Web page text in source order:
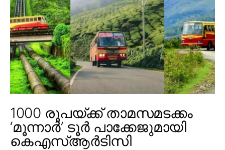
1000 രൂപയ്ക്ക് താമസമടക്കം
‘മൂന്നാർ’ ടൂർ പാക്കേജുമായി
കെഎസ്ആർടിസി